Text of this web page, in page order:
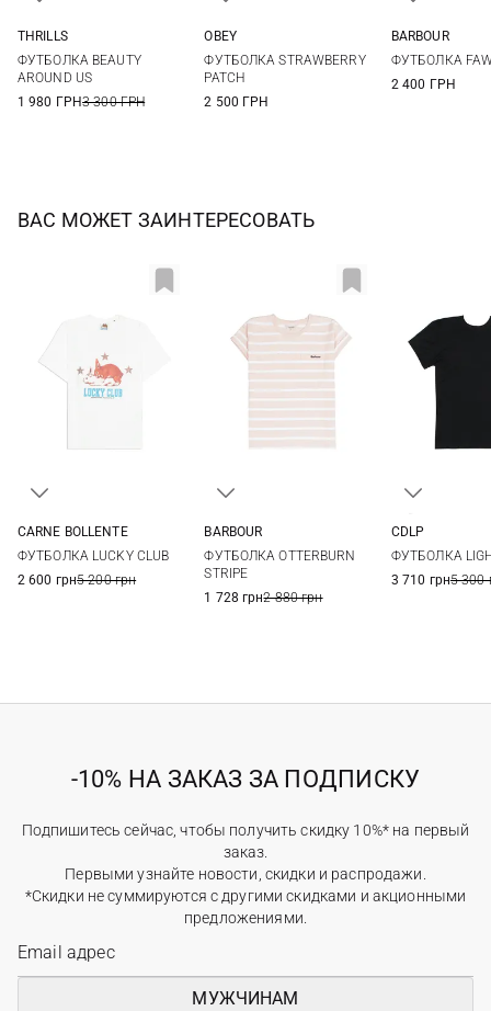
THRILLS
ФУТБОЛКА BEAUTY
AROUND US
1 980 ГРН3 300 ГРН
OBEY
ФУТБОЛКА STRAWBERRY
PATCH
2 500 ГРН
BARBOUR
ФУТБОЛКА
2 400 ГРН
ВАС МОЖЕТ ЗАИНТЕРЕСОВАТЬ
CARNE BOLLENTE
ФУТБОЛКА LUCKY CLUB
2 600 грн5 200 грн
BARBOUR
ФУТБОЛКА OTTERBURN
STRIPE
1 728 грн2 880 грн
CDLP
ФУТБОЛКА
3 710 грн5 300
-10% НА ЗАКАЗ ЗА ПОДПИСКУ
Подпишитесь сейчас, чтобы получить скидку 10%* на первый
заказ.
Первыми узнайте новости, скидки и распродажи.
*Скидки не суммируются с другими скидками и акционными
предложениями.
МУЖЧИНАМ